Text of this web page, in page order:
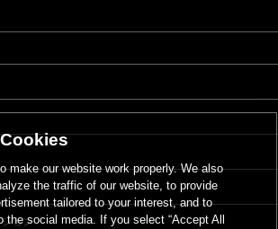
ョン
make our website work properly. We also
the traffic of our website, to provide
tailored to your interest, and to
the social media. If you select “Accept All